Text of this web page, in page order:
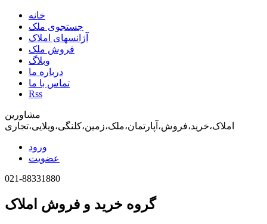
خانه
جستجوی ملک
آژانسهای املاک
فروش ملک
وبلاگ
درباره ما
تماس با ما
Rss
مشاورین
املاک،خرید،فروش،آپارتمان،ملک،زمین،کلنگی،ویلایی،تجاری
ورود
عضویت
021-88331880
گروه خرید و فروش املاک